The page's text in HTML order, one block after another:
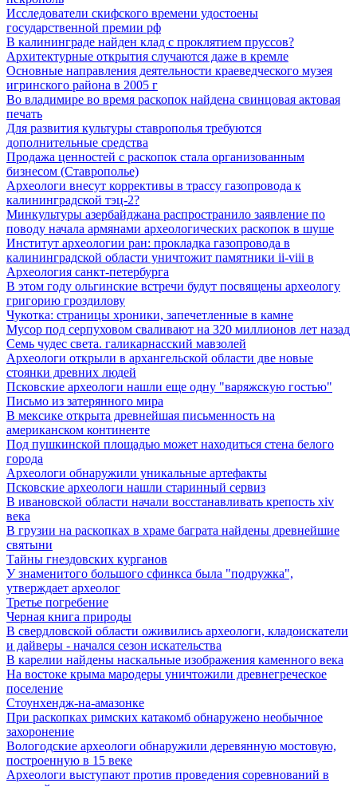
Исследователи скифского времени удостоены
государственной премии рф
В калининграде найден клад с проклятием пруссов?
Архитектурные открытия случаются даже в кремле
Основные направления деятельности краеведческого музея
игринского района в 2005 г
Во владимире во время раскопок найдена свинцовая актовая
печать
Для развития культуры ставрополья требуются
дополнительные средства
Продажа ценностей с раскопок стала организованным
бизнесом (Ставрополье)
Археологи внесут коррективы в трассу газопровода к
калининградской тэц-2?
Минкультуры азеpбайджана распространило заявление по
поводу начала аpмянами археологических раскопок в шуше
Институт археологии ран: прокладка газопровода в
калининградской области уничтожит памятники ii-viii в
Археология санкт-петербурга
В этом году ольгинские встречи будут посвящены археологу
григорию гроздилову
Чукотка: страницы хроники, запечетленные в камне
Мусор под cерпуховом сваливают на 320 миллионов лет назад
Семь чудес света. галикарнасский мавзолей
Археологи открыли в архангельской области две новые
стоянки древних людей
Псковские археологи нашли еще одну "варяжскую гостью"
Письмо из затерянного мира
В мексике открыта древнейшая письменность на
американском континенте
Под пушкинской площадью может находиться стена белого
города
Археологи обнаружили уникальные артефакты
Псковские археологи нашли старинный сервиз
В ивановской области начали восстанавливать крепость xiv
века
В грузии на раскопках в храме баграта найдены древнейшие
святыни
Тайны гнездовских курганов
У знаменитого большого сфинкса была "подружка",
утверждает археолог
Третье погребение
Черная книга природы
В свердловской области оживились археологи, кладоискатели
и дайверы - начался сезон искательства
В карелии найдены наскальные изображения каменного века
На востоке крыма мародеры уничтожили древнегреческое
поселение
Стоунхендж-на-амазонке
При раскопках римских катакомб обнаружено необычное
захоронение
Вологодские археологи обнаружили деревянную мостовую,
построенную в 15 веке
Археологи выступают против проведения соревнований в